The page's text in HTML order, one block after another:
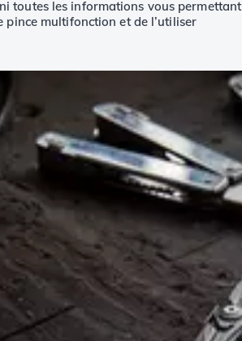
toutes les informations vous permettant
pince multifonction et de l’utiliser